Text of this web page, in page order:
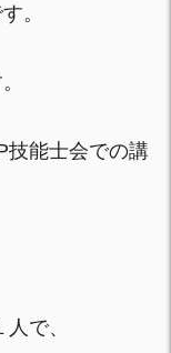
。
技能士会での講
で、